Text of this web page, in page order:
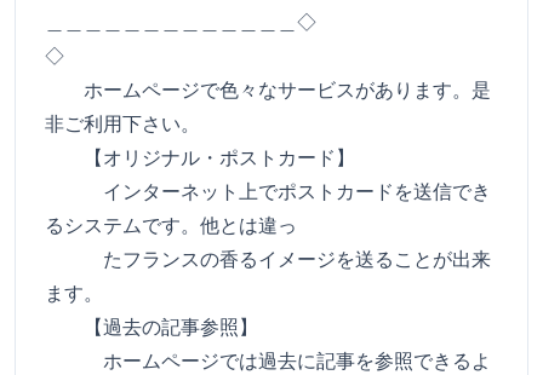
＿＿＿＿＿＿＿＿＿＿＿＿＿◇
◇
ホームページで色々なサービスがあります。是
非ご利用下さい。
【オリジナル・ポストカード】
インターネット上でポストカードを送信でき
るシステムです。他とは違っ
たフランスの香るイメージを送ることが出来
ます。
【過去の記事参照】
ホームページでは過去に記事を参照できるよ